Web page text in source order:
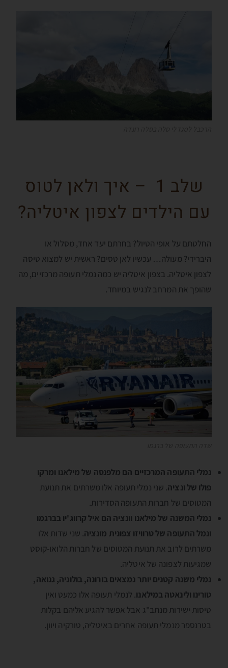
שלב 1 – איך ולאן לטוס
עם הילדים לצפון איטליה?
החלטתם על אופי הטיול? בחרתם יעד אחד, מסלול או
היברידי? מעולה… עכשיו לאן טסים? ראשית יש למצוא טיסה
לצפון איטליה. בצפון איטליה יש כמה נמלי תעופה מרכזיים, מה
שהופך את המרחב לנגיש במיוחד.
נמלי התעופה המרכזיים הם מלפנסה של מילאנו ומרקו
פולו של ונציה. שני נמלי תעופה אלו משרתים את תנועת
המטוסים של חברות התעופה הסדירות.
נמלי המשנה של מילאנו וונציה הם איל קרווג'יו בברגמו
ונמל התעופה של טרוויזו צפונית מונציה. שני שדות אלו
משרתים לרוב את תנועת המטוסים של חברות הלואו-קוסט
שמגיעות לצפונה של איטליה.
נמלי משנה קטנים יותר נמצאים בורונה, בולוניה, גנואה,
טורינו ולינאטה במילאנו. לנמלי תעופה אלו כמעט ואין
טיסות ישירות מנתב"ג אבל אפשר להגיע אליהם בקלות
בטרנספר מנמלי תעופה אחרים באיטליה, טורקיה ויוון.